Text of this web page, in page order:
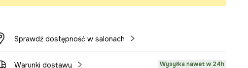
Sprawdź dostępność w salonach
Warunki dostawy Wysyłka nawet w 24h